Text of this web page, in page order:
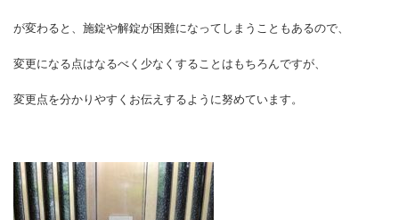
が変わると、施錠や解錠が困難になってしまうこともあるので、
変更になる点はなるべく少なくすることはもちろんですが、
変更点を分かりやすくお伝えするように努めています。